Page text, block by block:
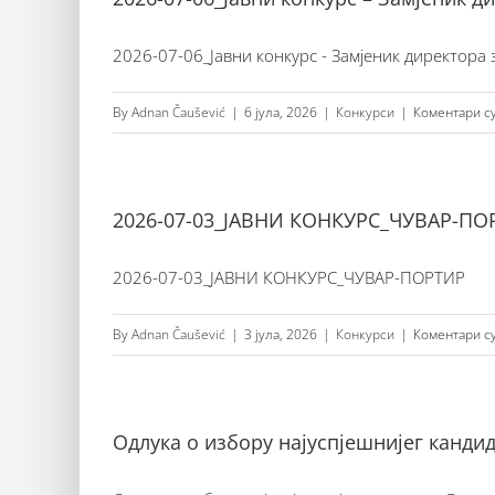
2026-07-06_Јавни конкурс - Замјеник
ByAdnan Čaušević | 6 јула, 2026 | Конкурси | Коментари
2026-07-03_ЈАВНИ КОНКУРС_ЧУВАР-
2026-07-03_ЈАВНИ КОНКУРС_ЧУВАР-ПОРТИР
ByAdnan Čaušević | 3 јула, 2026 | Конкурси | Коментари
Одлука о избору најуспјешнијег